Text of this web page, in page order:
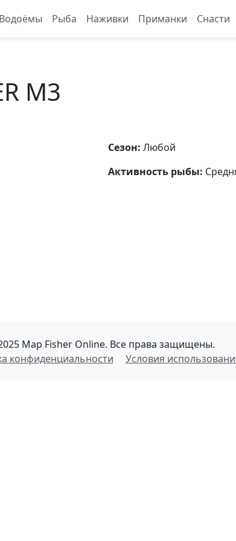
Водоёмы Рыба Наживки Приманки Снасти
M3
Сезон: Любой
Активность рыбы:
Map Fisher Online. Все права защищены.
конфиденциальности
Условия